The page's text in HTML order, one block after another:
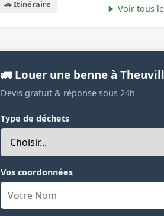
🚗 Itinéraire Voir tous
🚛 Louer une benne à
Devis gratuit & réponse sous 24h
Type de déchets
Vos coordonnées